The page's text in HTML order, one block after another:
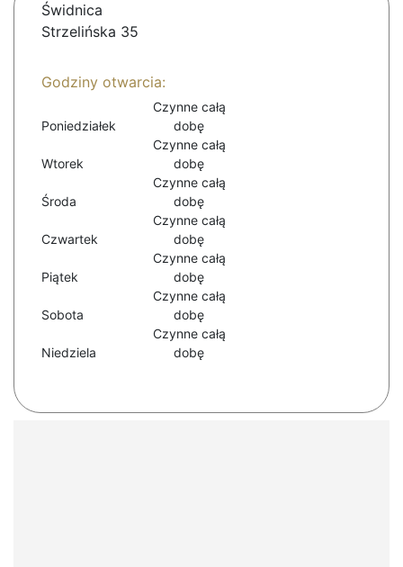
Świdnica
Strzelińska 35
Godziny otwarcia:
Poniedziałek
Czynne całą
dobę
Wtorek
Czynne całą
dobę
Środa
Czynne całą
dobę
Czwartek
Czynne całą
dobę
Piątek
Czynne całą
dobę
Sobota
Czynne całą
dobę
Niedziela
Czynne całą
dobę